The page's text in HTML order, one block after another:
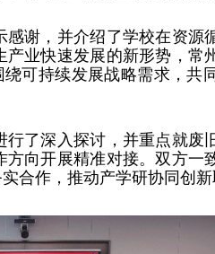
谢，并介绍了学校在资源
业快速发展的新形势，常
可持续发展战略需求，共
了深入探讨，并重点就废
向开展精准对接。双方一
合作，推动产学研协同创新